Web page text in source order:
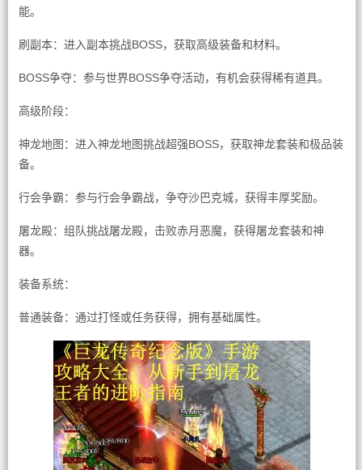
能。
刷副本：进入副本挑战BOSS，获取高级装备和材料。
BOSS争夺：参与世界BOSS争夺活动，有机会获得稀有道具。
高级阶段：
神龙地图：进入神龙地图挑战超强BOSS，获取神龙套装和极品装
备。
行会争霸：参与行会争霸战，争夺沙巴克城，获得丰厚奖励。
屠龙殿：组队挑战屠龙殿，击败赤月恶魔，获得屠龙套装和神
器。
装备系统：
普通装备：通过打怪或任务获得，拥有基础属性。